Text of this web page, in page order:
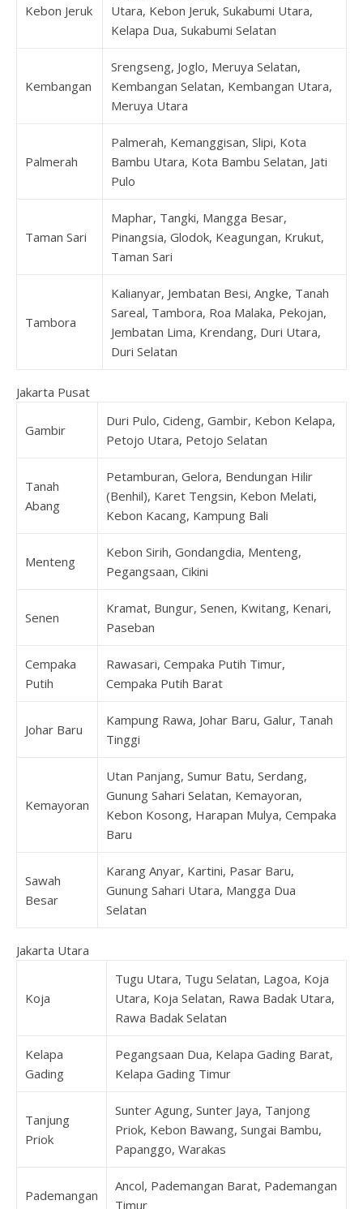
Kebon Jeruk
Utara, Kebon Jeruk, Sukabumi Utara,
Kelapa Dua, Sukabumi Selatan
Kembangan
Srengseng, Joglo, Meruya Selatan,
Kembangan Selatan, Kembangan Utara,
Meruya Utara
Palmerah
Palmerah, Kemanggisan, Slipi, Kota
Bambu Utara, Kota Bambu Selatan, Jati
Pulo
Taman Sari
Maphar, Tangki, Mangga Besar,
Pinangsia, Glodok, Keagungan, Krukut,
Taman Sari
Tambora
Kalianyar, Jembatan Besi, Angke, Tanah
Sareal, Tambora, Roa Malaka, Pekojan,
Jembatan Lima, Krendang, Duri Utara,
Duri Selatan
Jakarta Pusat
Gambir
Duri Pulo, Cideng, Gambir, Kebon Kelapa,
Petojo Utara, Petojo Selatan
Tanah
Abang
Petamburan, Gelora, Bendungan Hilir
(Benhil), Karet Tengsin, Kebon Melati,
Kebon Kacang, Kampung Bali
Menteng
Kebon Sirih, Gondangdia, Menteng,
Pegangsaan, Cikini
Senen
Kramat, Bungur, Senen, Kwitang, Kenari,
Paseban
Cempaka
Putih
Rawasari, Cempaka Putih Timur,
Cempaka Putih Barat
Johar Baru
Kampung Rawa, Johar Baru, Galur, Tanah
Tinggi
Kemayoran
Utan Panjang, Sumur Batu, Serdang,
Gunung Sahari Selatan, Kemayoran,
Kebon Kosong, Harapan Mulya, Cempaka
Baru
Sawah
Besar
Karang Anyar, Kartini, Pasar Baru,
Gunung Sahari Utara, Mangga Dua
Selatan
Jakarta Utara
Koja
Tugu Utara, Tugu Selatan, Lagoa, Koja
Utara, Koja Selatan, Rawa Badak Utara,
Rawa Badak Selatan
Kelapa
Gading
Pegangsaan Dua, Kelapa Gading Barat,
Kelapa Gading Timur
Tanjung
Priok
Sunter Agung, Sunter Jaya, Tanjong
Priok, Kebon Bawang, Sungai Bambu,
Papanggo, Warakas
Pademangan
Ancol, Pademangan Barat, Pademangan
Timur